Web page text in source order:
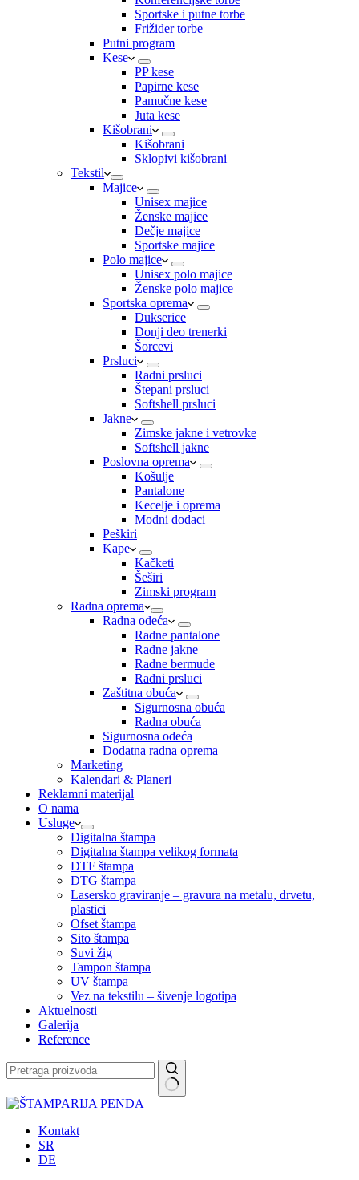
Sportske i putne torbe
Frižider torbe
Putni program
Kese
PP kese
Papirne kese
Pamučne kese
Juta kese
Kišobrani
Kišobrani
Sklopivi kišobrani
Tekstil
Majice
Unisex majice
Ženske majice
Dečje majice
Sportske majice
Polo majice
Unisex polo majice
Ženske polo majice
Sportska oprema
Dukserice
Donji deo trenerki
Šorcevi
Prsluci
Radni prsluci
Štepani prsluci
Softshell prsluci
Jakne
Zimske jakne i vetrovke
Softshell jakne
Poslovna oprema
Košulje
Pantalone
Kecelje i oprema
Modni dodaci
Peškiri
Kape
Kačketi
Šeširi
Zimski program
Radna oprema
Radna odeća
Radne pantalone
Radne jakne
Radne bermude
Radni prsluci
Zaštitna obuća
Sigurnosna obuća
Radna obuća
Sigurnosna odeća
Dodatna radna oprema
Marketing
Kalendari & Planeri
Reklamni materijal
O nama
Usluge
Digitalna štampa
Digitalna štampa velikog formata
DTF štampa
DTG štampa
Lasersko graviranje – gravura na metalu, drvetu,
plastici
Ofset štampa
Sito štampa
Suvi žig
Tampon štampa
UV štampa
Vez na tekstilu – šivenje logotipa
Aktuelnosti
Galerija
Reference
No
Kontakt
SR
DE